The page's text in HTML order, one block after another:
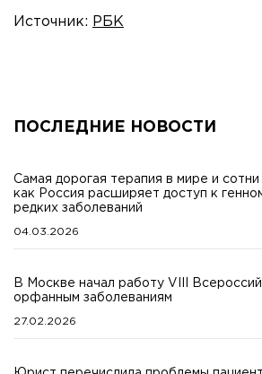
Источник: РБК
ПОСЛЕДНИЕ НОВОСТИ
Самая дорогая терапия в мире и
как Россия расширяет доступ к
редких заболеваний
04.03.2026
В Москве начал работу VIII
орфанным заболеваниям
27.02.2026